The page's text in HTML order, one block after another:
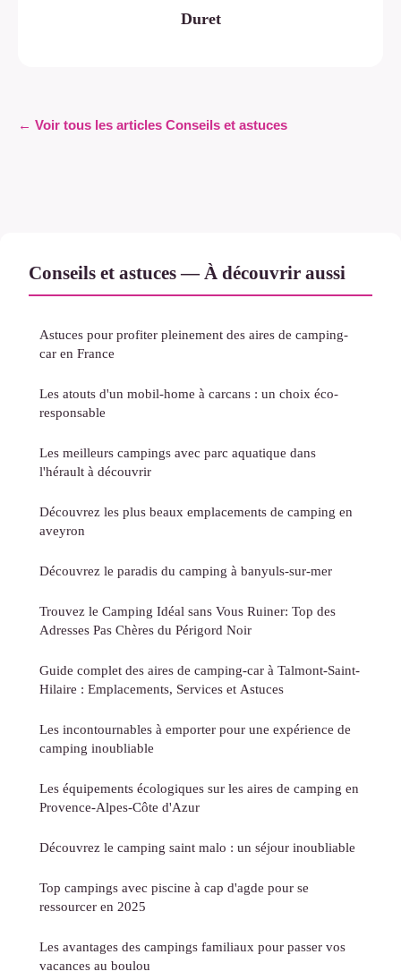
Duret
← Voir tous les articles Conseils et astuces
Conseils et astuces — À découvrir aussi
Astuces pour profiter pleinement des aires de camping-
car en France
Les atouts d'un mobil-home à carcans : un choix éco-
responsable
Les meilleurs campings avec parc aquatique dans
l'hérault à découvrir
Découvrez les plus beaux emplacements de camping en
aveyron
Découvrez le paradis du camping à banyuls-sur-mer
Trouvez le Camping Idéal sans Vous Ruiner: Top des
Adresses Pas Chères du Périgord Noir
Guide complet des aires de camping-car à Talmont-Saint-
Hilaire : Emplacements, Services et Astuces
Les incontournables à emporter pour une expérience de
camping inoubliable
Les équipements écologiques sur les aires de camping en
Provence-Alpes-Côte d'Azur
Découvrez le camping saint malo : un séjour inoubliable
Top campings avec piscine à cap d'agde pour se
ressourcer en 2025
Les avantages des campings familiaux pour passer vos
vacances au boulou